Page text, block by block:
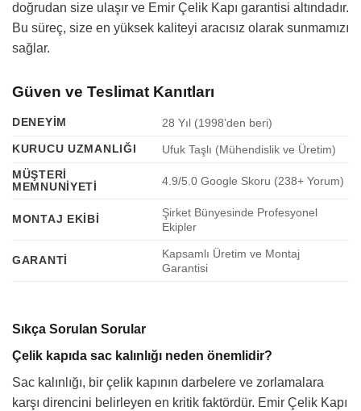
doğrudan size ulaşır ve Emir Çelik Kapı garantisi altındadır.
Bu süreç, size en yüksek kaliteyi aracısız olarak sunmamızı
sağlar.
Güven ve Teslimat Kanıtları
DENEYIM
28 Yıl (1998’den beri)
KURUCU UZMANLIĞI
Ufuk Taşlı (Mühendislik ve Üretim)
MÜŞTERI
MEMNUNIYETI
4.9/5.0 Google Skoru (238+ Yorum)
MONTAJ EKIBI
Şirket Bünyesinde Profesyonel
Ekipler
GARANTI
Kapsamlı Üretim ve Montaj
Garantisi
Sıkça Sorulan Sorular
Çelik kapıda sac kalınlığı neden önemlidir?
Sac kalınlığı, bir çelik kapının darbelere ve zorlamalara
karşı direncini belirleyen en kritik faktördür. Emir Çelik Kapı